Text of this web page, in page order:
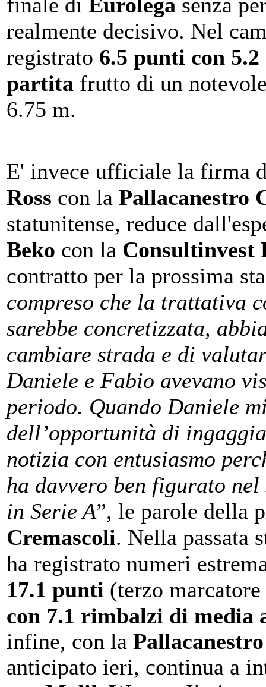
realmente decisivo. Nel
registrato 6.5 punti con
partita frutto di un
6.75 m.
E' invece ufficiale la firma
Ross con la Pallacanestro
statunitense, reduce
Beko con la Consultinvest
contratto per la prossima
compreso che la trattativa
sarebbe concretizzata,
cambiare strada e di
Daniele e Fabio avevano
periodo. Quando Daniele
dell’opportunità di
notizia con entusiasmo
ha davvero ben figurato
in Serie A”, le parole della
Cremascoli. Nella passata
ha registrato numeri
17.1 punti (terzo
con 7.1 rimbalzi di media
infine, con la
anticipato ieri, continua a